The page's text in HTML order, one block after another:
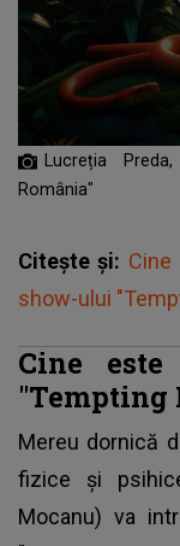
Lucreția
România"
Citește și: Cine
show-ului
Cine
"Tempting
Mereu dornică
fizice și
Mocanu) va